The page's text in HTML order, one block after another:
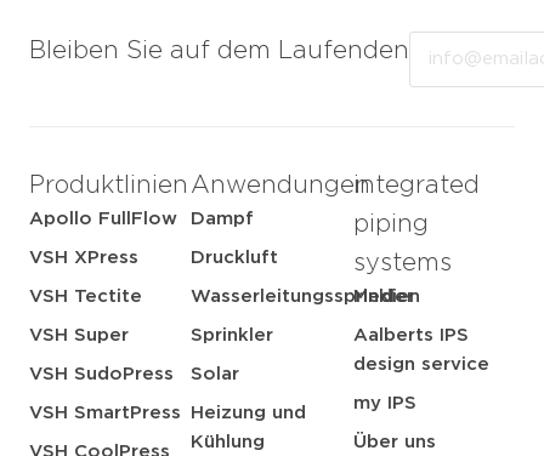
Bleiben Sie auf dem Laufenden
Produktlinien
Apollo FullFlow
VSH XPress
VSH Tectite
VSH Super
VSH SudoPress
VSH SmartPress
VSH CoolPress
Anwendungen
Dampf
Druckluft
Wasserleitungssprinkler
Sprinkler
Solar
Heizung und
Kühlung
integrated
piping
systems
Medien
Aalberts IPS
design service
my IPS
Über uns